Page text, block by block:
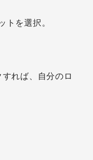
を選択。
れば、自分のロ